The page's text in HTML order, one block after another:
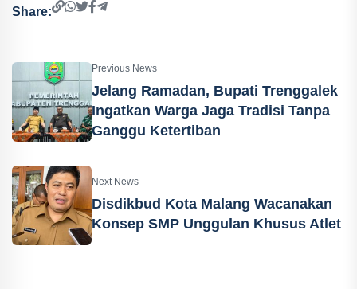
Share:
Previous News
Jelang Ramadan, Bupati Trenggalek
Ingatkan Warga Jaga Tradisi Tanpa
Ganggu Ketertiban
Next News
Disdikbud Kota Malang Wacanakan
Konsep SMP Unggulan Khusus Atlet